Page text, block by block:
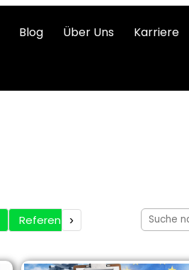
Blog Über Uns
Karriere
Referenzen
›